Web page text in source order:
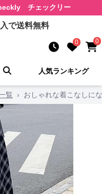
チェックリー
で送料無料
0 0
人気ランキング
覧 › おしゃれな着こなしに